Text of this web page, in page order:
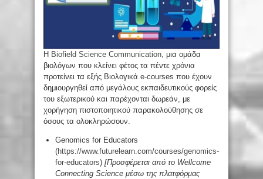
Η Biofield Science Communication , μια ομάδα
βιολόγων που κλείνει φέτος τα πέντε χρόνια
προτείνει τα εξής Βιολογικά e-courses που έχουν
δημιουργηθεί από μεγάλους εκπαιδευτικούς φορείς
του εξωτερικού και παρέχονται δωρεάν, με
χορήγηση πιστοποιητικού παρακολούθησης σε
όσους τα ολοκληρώσουν.
Genomics for Educators
(https://www.futurelearn.com/courses/genomics-
for-educators) [Προσφέρεται από το Wellcome
Connecting Science μέσω της πλατφόρμας